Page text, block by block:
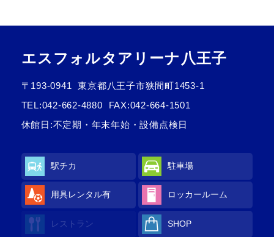
エスフォルタアリーナ八王子
〒193-0941
東京都八王子市狭間町1453-1
TEL:042-662-4880
FAX:042-664-1501
休館日:不定期・年末年始・設備点検日
駅チカ 駐車場
用具レンタル有 ロッカールーム
レストラン SHOP